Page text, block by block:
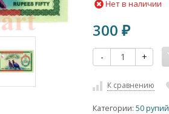
Нет в наличии
300₽
- +
К сравнению
Категории:50 рупий